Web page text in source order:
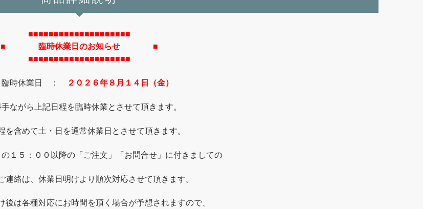
■■■■■■■■■■■■■■■■■■■■
■ 臨時休業日のお知らせ ■
■■■■■■■■■■■■■■■■■■■■
時休業日 ： ２０２６年８月１４日（金）
ながら上記日程を臨時休業とさせて頂きます。
を含めて土・日を通常休業日とさせて頂きます。
１５：００以降の「ご注文」「お問合せ」に付きましての
連絡は、休業日明けより順次対応させて頂きます。
後は各種対応にお時間を頂く場合が予想されますので、